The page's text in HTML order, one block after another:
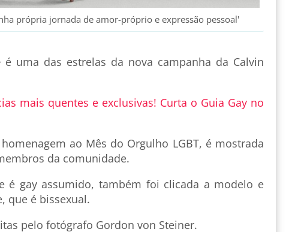
própria jornada de amor-próprio e expressão pessoal'
é uma das estrelas da nova campanha da Calvin
mais quentes e exclusivas! Curta o Guia Gay no
ao Mês do Orgulho LGBT, é mostrada
da comunidade.
é gay assumido, também foi clicada a modelo e
que é bissexual.
pelo fotógrafo Gordon von Steiner.